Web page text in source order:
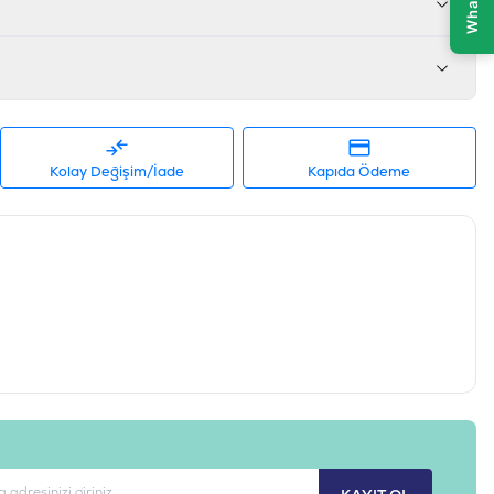
mg/kg, L-Karnitin 300 mg/kg, B1 Vitamini 3 mg/kg, B2 Vitamin
1,4 mg/kg, B6 Vitamini 3 mg/kg, Kalsiyum D-Pantotenat 30
Vitamini 0,12 mg/kg, İyot 0,9 mg/kg, Organik Çinko 100 mg/kg,
Özleri, Askorbil Palmitat ,Biberiye Özü
Kolay Değişim/İade Kapıda Ödeme